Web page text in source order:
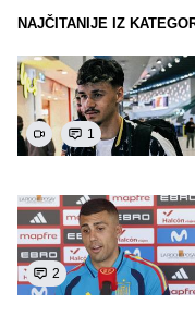
NAJČITANIJE IZ
1
2